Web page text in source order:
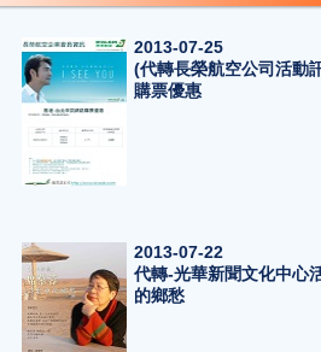
2013-07-25
(代轉長榮航空公司活動
購票優惠
2013-07-22
代轉-光華新聞文化中心
的鄉愁